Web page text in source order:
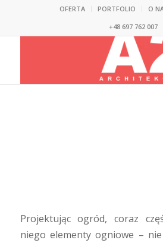
OFERTA PORTFOLIO O
+48 697 762 007
Projektując ogród, coraz
niego elementy ogniowe –